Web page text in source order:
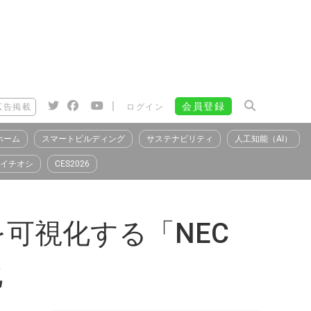
告掲載 | ログイン 会員登録
ーム スマートビルディング サステナビリティ 人工知能（AI）
イチオシ CES2026
視化する「NEC